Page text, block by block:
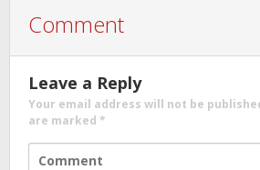
Comment
Leave a Reply
Your email address will not be
are marked *